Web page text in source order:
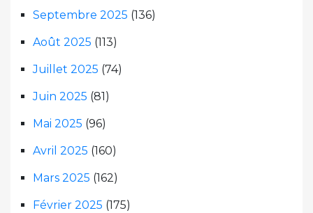
Septembre 2025 (136)
Août 2025 (113)
Juillet 2025 (74)
Juin 2025 (81)
Mai 2025 (96)
Avril 2025 (160)
Mars 2025 (162)
Février 2025 (175)